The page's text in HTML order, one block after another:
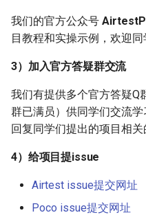
我们的官方公众号
目教程和实操示例，欢迎同
3）加入官方答疑群交流
我们有提供多个官方答疑Q
群已满员）供同学们交流
回复同学们提出的项目相关
4）给项目提issue
Airtest issue提交网址
Poco issue提交网址